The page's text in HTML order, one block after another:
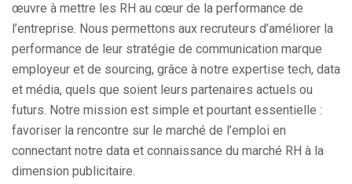
œuvre à mettre les RH au cœur de la performance de
l’entreprise. Nous permettons aux recruteurs d’améliorer la
performance de leur stratégie de communication marque
employeur et de sourcing, grâce à notre expertise tech, data
et média, quels que soient leurs partenaires actuels ou
futurs. Notre mission est simple et pourtant essentielle :
favoriser la rencontre sur le marché de l’emploi en
connectant notre data et connaissance du marché RH à la
dimension publicitaire.